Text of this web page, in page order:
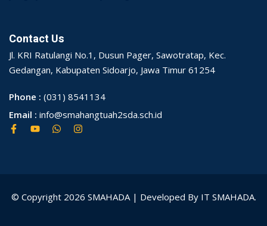
Contact Us
Jl. KRI Ratulangi No.1, Dusun Pager, Sawotratap, Kec.
Gedangan, Kabupaten Sidoarjo, Jawa Timur 61254
Phone : (031) 8541134
Email : info@smahangtuah2sda.sch.id
© Copyright 2026 SMAHADA | Developed By IT SMAHADA.